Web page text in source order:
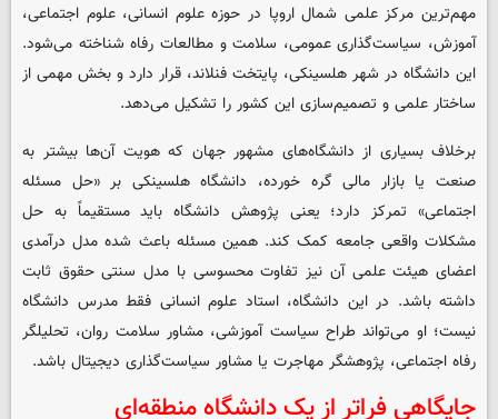
مهم‌ترین مرکز علمی شمال اروپا در حوزه علوم انسانی، علوم اجتماعی،
آموزش، سیاست‌گذاری عمومی، سلامت و مطالعات رفاه شناخته می‌شود.
این دانشگاه در شهر هلسینکی، پایتخت فنلاند، قرار دارد و بخش مهمی از
ساختار علمی و تصمیم‌سازی این کشور را تشکیل می‌دهد.
برخلاف بسیاری از دانشگاه‌های مشهور جهان که هویت آن‌ها بیشتر به
صنعت یا بازار مالی گره خورده، دانشگاه هلسینکی بر «حل مسئله
اجتماعی» تمرکز دارد؛ یعنی پژوهش دانشگاه باید مستقیماً به حل
مشکلات واقعی جامعه کمک کند. همین مسئله باعث شده مدل درآمدی
اعضای هیئت علمی آن نیز تفاوت محسوسی با مدل سنتی حقوق ثابت
داشته باشد. در این دانشگاه، استاد علوم انسانی فقط مدرس دانشگاه
نیست؛ او می‌تواند طراح سیاست آموزشی، مشاور سلامت روان، تحلیلگر
رفاه اجتماعی، پژوهشگر مهاجرت یا مشاور سیاست‌گذاری دیجیتال باشد.
جایگاهی فراتر از یک دانشگاه منطقه‌ای